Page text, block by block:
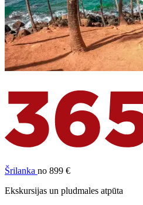
Šrilanka no 899 €
Ekskursijas un pludmales atpūta